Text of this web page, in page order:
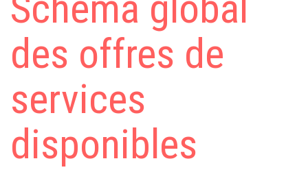
des offres de
services
disponibles